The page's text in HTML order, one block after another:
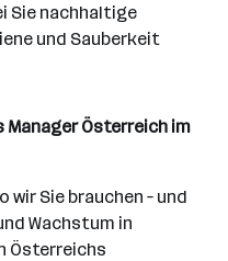
Sie nachhaltige
und Sauberkeit
Manager Österreich im
wir Sie brauchen – und
Wachstum in
Österreichs